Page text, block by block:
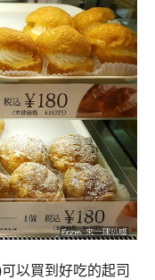
以買到好吃的起司